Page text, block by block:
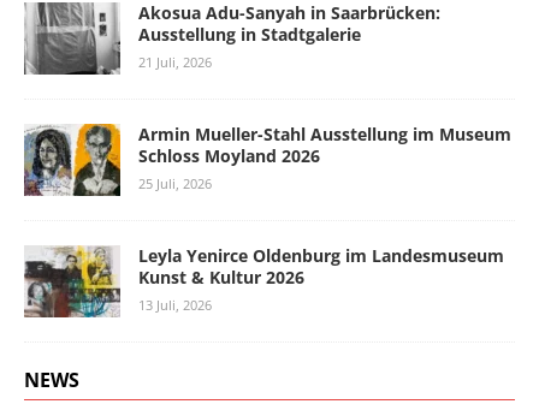
Akosua Adu-Sanyah in Saarbrücken:
Ausstellung in Stadtgalerie
21 Juli, 2026
Armin Mueller-Stahl Ausstellung im Museum
Schloss Moyland 2026
25 Juli, 2026
Leyla Yenirce Oldenburg im Landesmuseum
Kunst & Kultur 2026
13 Juli, 2026
NEWS